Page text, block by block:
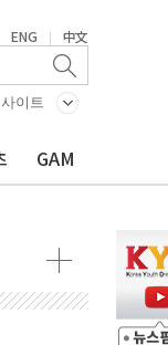
ENG | 中文
이트
GAM
'